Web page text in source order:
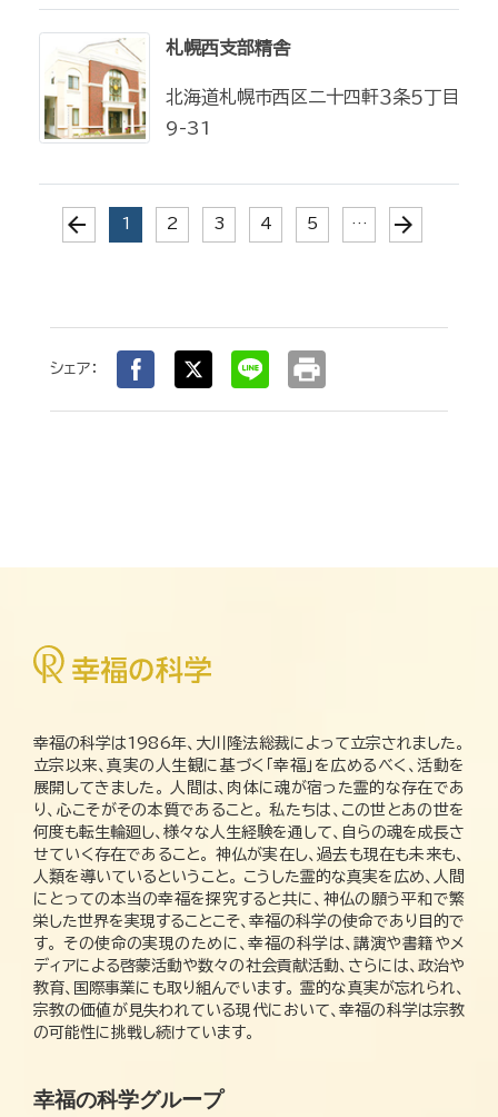
札幌西支部精舎
北海道札幌市西区二十四軒３条５丁目
9-31
arrow_back 1 (current)
2 3 4 5 … arrow_forward
シェア： print
幸福の科学は1986年、大川隆法総裁によって立宗されました。
立宗以来、真実の人生観に基づく「幸福」を広めるべく、活動を
展開してきました。 人間は、肉体に魂が宿った霊的な存在であ
り、心こそがその本質であること。 私たちは、この世とあの世を
何度も転生輪廻し、様々な人生経験を通して、自らの魂を成長さ
せていく存在であること。 神仏が実在し、過去も現在も未来も、
人類を導いているということ。 こうした霊的な真実を広め、人間
にとっての本当の幸福を探究すると共に、神仏の願う平和で繁
栄した世界を実現することこそ、幸福の科学の使命であり目的で
す。 その使命の実現のために、幸福の科学は、講演や書籍やメ
ディアによる啓蒙活動や数々の社会貢献活動、さらには、政治や
教育、国際事業にも取り組んでいます。 霊的な真実が忘れられ、
宗教の価値が見失われている現代において、幸福の科学は宗教
の可能性に挑戦し続けています。
幸福の科学グループ